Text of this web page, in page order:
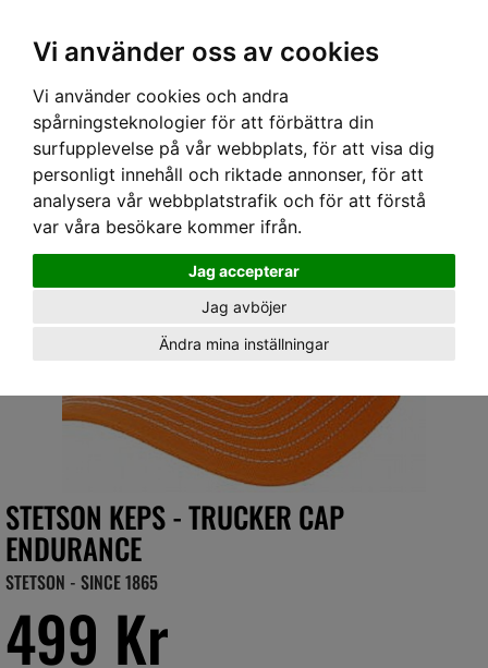
Vi använder oss av cookies
Vi använder cookies och andra
spårningsteknologier för att förbättra din
surfupplevelse på vår webbplats, för att visa dig
personligt innehåll och riktade annonser, för att
analysera vår webbplatstrafik och för att förstå
var våra besökare kommer ifrån.
Jag accepterar
Jag avböjer
Ändra mina inställningar
Hem› HUVUDBONADER›KEPS› STETSON KEPS - TRUCKER CAP ENDURANCE
STETSON KEPS - TRUCKER CAP
ENDURANCE
STETSON - SINCE 1865
499 Kr